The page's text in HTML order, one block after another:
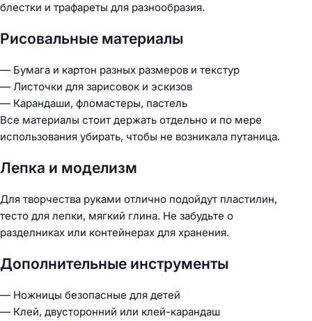
блестки и трафареты для разнообразия.
Рисовальные материалы
— Бумага и картон разных размеров и текстур
— Листочки для зарисовок и эскизов
— Карандаши, фломастеры, пастель
Все материалы стоит держать отдельно и по мере
использования убирать, чтобы не возникала путаница.
Лепка и моделизм
Для творчества руками отлично подойдут пластилин,
тесто для лепки, мягкий глина. Не забудьте о
разделниках или контейнерах для хранения.
Дополнительные инструменты
— Ножницы безопасные для детей
— Клей, двусторонний или клей-карандаш